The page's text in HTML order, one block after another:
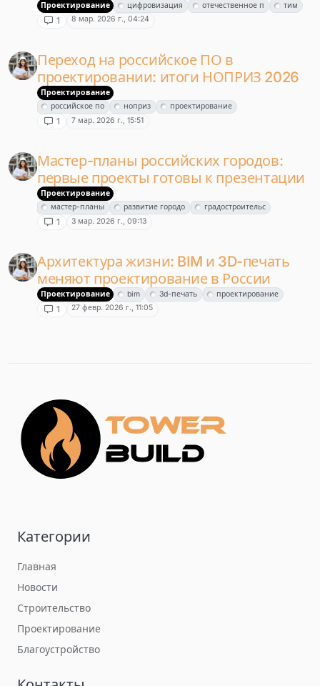
Проектирование цифровизация отечественное п тим
1 8 мар. 2026 г., 04:24
Переход на российское ПО в
проектировании: итоги НОПРИЗ 2026
Проектирование
российское по
ноприз проектирование
1 7 мар. 2026 г., 15:51
Мастер-планы российских городов:
первые проекты готовы к презентации
Проектирование
мастер-планы
развитие городо градостроительс
1 3 мар. 2026 г., 09:13
Архитектура жизни: BIM и 3D-печать
меняют проектирование в России
Проектирование bim 3d-печать проектирование
1 27 февр. 2026 г., 11:05
Категории
Главная
Новости
Строительство
Проектирование
Благоустройство